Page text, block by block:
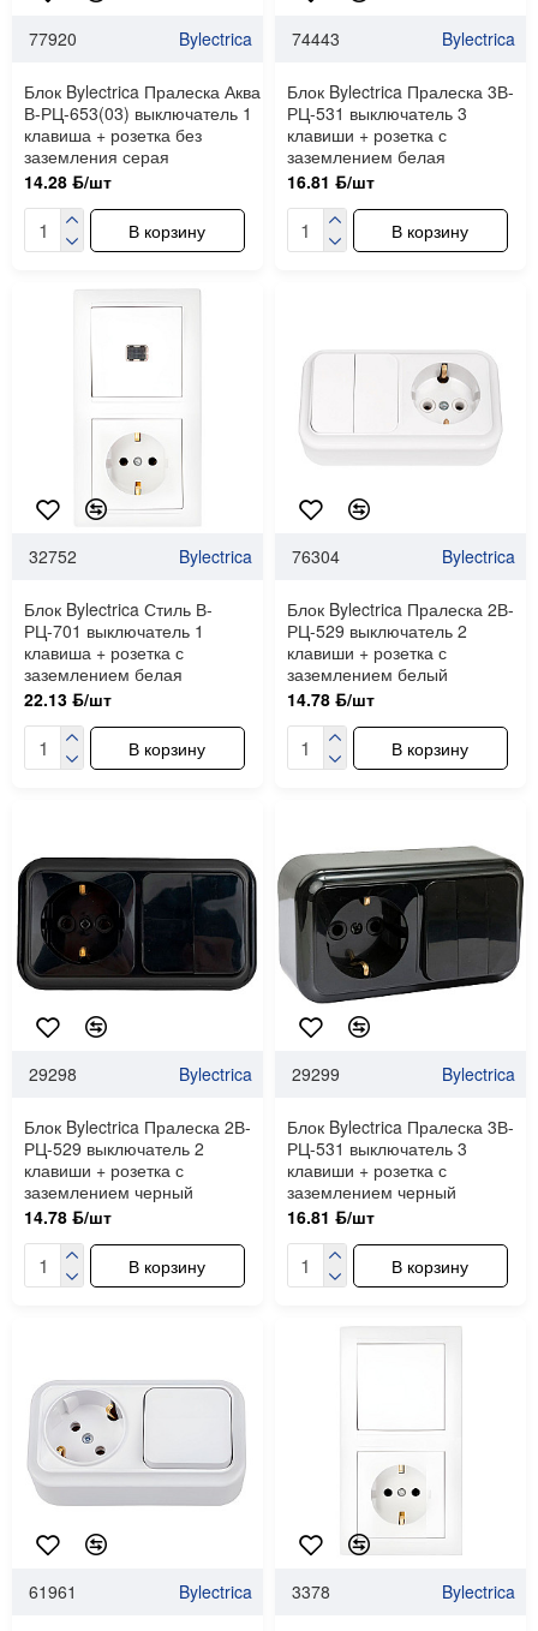
77920 Bylectrica
Блок Bylectrica Пралеска Аква
В-РЦ-653(03) выключатель 1
клавиша + розетка без
заземления серая
14.28 ƃ/шт
В корзину
74443 Bylectrica
Блок Bylectrica Пралеска 3В-
РЦ-531 выключатель 3
клавиши + розетка с
заземлением белая
16.81 ƃ/шт
В корзину
32752 Bylectrica
Блок Bylectrica Стиль В-
РЦ-701 выключатель 1
клавиша + розетка с
заземлением белая
22.13 ƃ/шт
В корзину
76304 Bylectrica
Блок Bylectrica Пралеска 2В-
РЦ-529 выключатель 2
клавиши + розетка с
заземлением белый
14.78 ƃ/шт
В корзину
29298 Bylectrica
Блок Bylectrica Пралеска 2В-
РЦ-529 выключатель 2
клавиши + розетка с
заземлением черный
14.78 ƃ/шт
В корзину
29299 Bylectrica
Блок Bylectrica Пралеска 3В-
РЦ-531 выключатель 3
клавиши + розетка с
заземлением черный
16.81 ƃ/шт
В корзину
61961 Bylectrica 3378 Bylectrica